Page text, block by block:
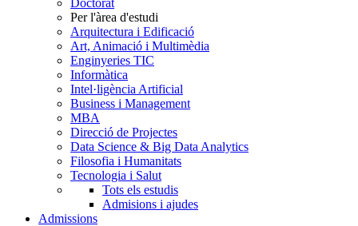
Doctorat
Per l'àrea d'estudi
Arquitectura i Edificació
Art, Animació i Multimèdia
Enginyeries TIC
Informàtica
Intel·ligència Artificial
Business i Management
MBA
Direcció de Projectes
Data Science & Big Data Analytics
Filosofia i Humanitats
Tecnologia i Salut
Tots els estudis
Admisions i ajudes
Admissions